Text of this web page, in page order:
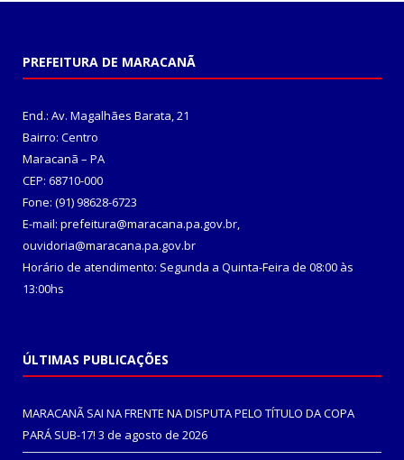
PREFEITURA DE MARACANÃ
End.: Av. Magalhães Barata, 21
Bairro: Centro
Maracanã – PA
CEP: 68710-000
Fone: (91) 98628-6723
E-mail: prefeitura@maracana.pa.gov.br,
ouvidoria@maracana.pa.gov.br
Horário de atendimento: Segunda a Quinta-Feira de 08:00 às
13:00hs
ÚLTIMAS PUBLICAÇÕES
MARACANÃ SAI NA FRENTE NA DISPUTA PELO TÍTULO DA COPA
PARÁ SUB-17! 3 de agosto de 2026